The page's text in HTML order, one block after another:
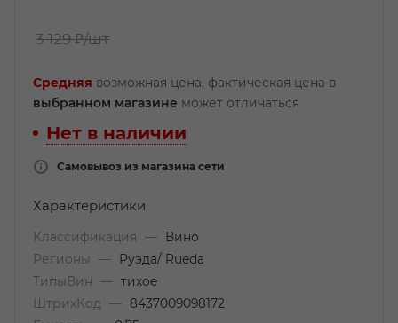
3 129 ₽/шт
Средняя возможная цена, фактическая цена в
выбранном магазине может отличаться
Нет в наличии
Самовывоз из магазина сети
Характеристики
Классификация —
Вино
Регионы
—
Руэда/ Rueda
ТипыВин
— тихое
ШтрихКод
—
8437009098172